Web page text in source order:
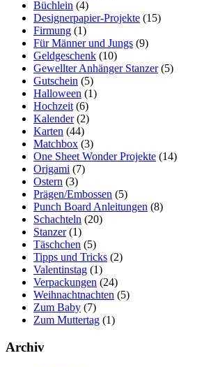
Büchlein (4)
Designerpapier-Projekte (15)
Firmung (1)
Für Männer und Jungs (9)
Geldgeschenk (10)
Gewellter Anhänger Stanzer(5)
Gutschein (5)
Halloween (1)
Hochzeit (6)
Kalender(2)
Karten (44)
Matchbox (3)
One Sheet Wonder Projekte (14)
Origami (7)
Ostern (3)
Prägen/Embossen (5)
Punch Board Anleitungen (8)
Schachteln (20)
Stanzer(1)
Täschchen (5)
Tipps und Tricks (2)
Valentinstag (1)
Verpackungen (24)
Weihnachtnachten (5)
Zum Baby (7)
Zum Muttertag (1)
Archiv